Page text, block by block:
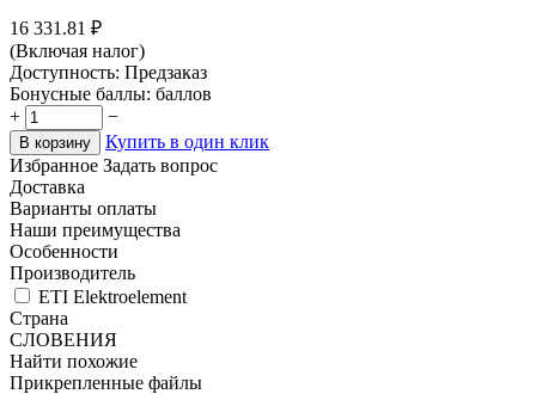
16 331.81 ₽
(Включая налог)
Доступность: Предзаказ
Бонусные баллы: баллов
+
−
В корзину
Купить в один клик
Избранное Задать вопрос
Доставка
Варианты оплаты
Наши преимущества
Особенности
Производитель
ETI Elektroelement
Страна
СЛОВЕНИЯ
Найти похожие
Прикрепленные файлы